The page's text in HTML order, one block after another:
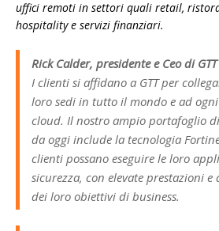
uffici remoti in settori quali retail,
hospitality e servizi finanziari.
Rick Calder, presidente e Ceo di GTT
I clienti si affidano a GTT per
loro sedi in tutto il mondo e ad
cloud. Il nostro ampio portafoglio
da oggi include la tecnologia
clienti possano eseguire le loro
sicurezza, con elevate prestazioni
dei loro obiettivi di business.